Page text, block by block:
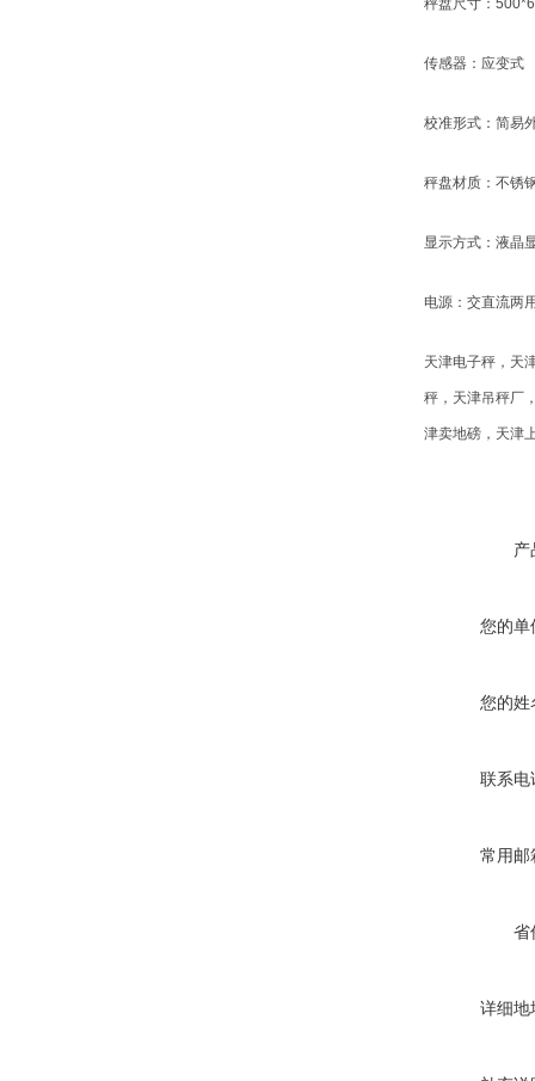
秤盘尺寸：
传感器： 应变式
校准形式： 简易
秤盘材质： 不锈
显示方式： 液晶
电源： 交直流两
天津电子秤，天
秤，天津吊秤厂
津卖地磅，天津
产
您的单
您的姓
联系电
常用邮
省
详细地